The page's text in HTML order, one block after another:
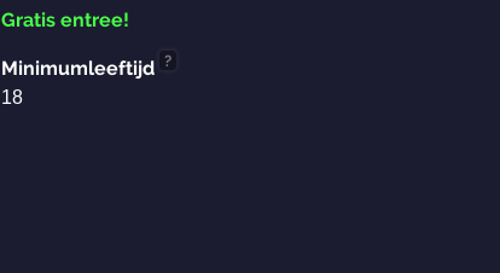
Gratis entree!
Minimumleeftijd ?
18